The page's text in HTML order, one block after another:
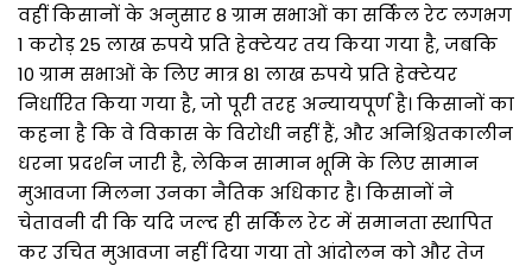
वहीं किसानों के अनुसार 8 ग्राम सभाओं का सर्किल रेट लगभग
1 करोड़ 25 लाख रुपये प्रति हेक्टेयर तय किया गया है, जबकि
10 ग्राम सभाओं के लिए मात्र 81 लाख रुपये प्रति हेक्टेयर
निर्धारित किया गया है, जो पूरी तरह अन्यायपूर्ण है। किसानों का
कहना है कि वे विकास के विरोधी नहीं हैं, और अनिश्चितकालीन
धरना प्रदर्शन जारी है, लेकिन सामान भूमि के लिए सामान
मुआवजा मिलना उनका नैतिक अधिकार है। किसानों ने
चेतावनी दी कि यदि जल्द ही सर्किल रेट में समानता स्थापित
कर उचित मुआवजा नहीं दिया गया तो आंदोलन को और तेज